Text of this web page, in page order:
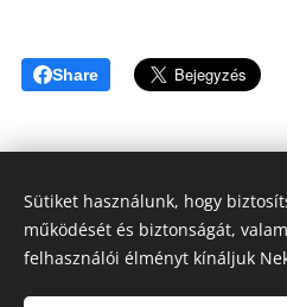
Share
Tóthné Hesz
Sütiket használunk, hogy
működését és biztonságát,
felhasználói élményt kínáljuk